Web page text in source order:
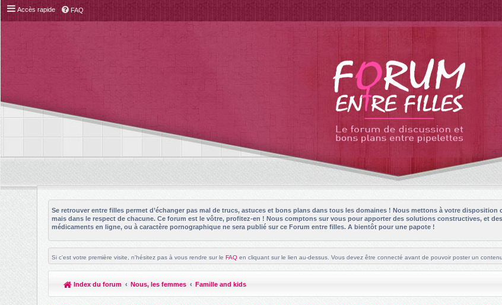
Accès rapide FAQ
Se retrouver entre filles permet d’échanger pas mal de trucs, astuces et bons plans dans tous les domaines ! Nous mettons à votre
mais dans le respect de chacune. Ce forum est le vôtre, profitez-en ! Nous comptons sur vous pour apporter des solutions constructives, et
médicaments en ligne, ou à caractère pornographique ne sera publié sur ce Forum entre filles. A bientôt pour une papote !
Si c'est votre première visite, n'hésitez pas à vous rendre sur le FAQ en cliquant sur le lien au-dessus. Vous devez être connecté avant de pouvoir poster un
Index du forum Nous, les femmes Famille and kids